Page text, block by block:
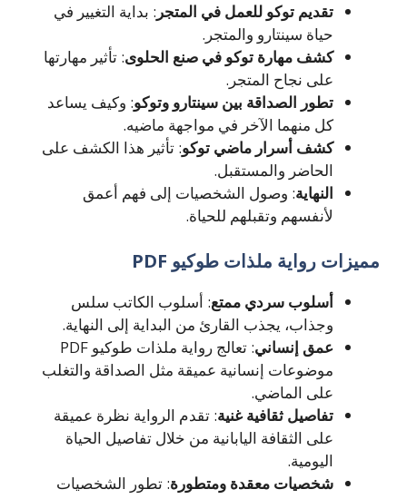
تقديم توكو للعمل في المتجر : بداية التغيير في
حياة سينتارو والمتجر.
كشف مهارة توكو في صنع الحلوى: تأثير مهارتها
على نجاح المتجر.
تطور الصداقة بين سينتارو وتوكو: وكيف يساعد
كل منهما الآخر في مواجهة ماضيه.
كشف أسرار ماضي توكو: تأثير هذا الكشف على
الحاضر والمستقبل.
النهاية: وصول الشخصيات إلى فهم أعمق
لأنفسهم وتقبلهم للحياة.
مميزات رواية ملذات طوكيو PDF
أسلوب سردي ممتع: أسلوب الكاتب سلس
وجذاب، يجذب القارئ من البداية إلى النهاية.
عمق إنساني
: تعالج رواية ملذات طوكيو PDF
موضوعات إنسانية عميقة مثل الصداقة والتغلب
على الماضي.
تفاصيل ثقافية غنية: تقدم الرواية نظرة عميقة
على الثقافة اليابانية من خلال تفاصيل الحياة
اليومية.
شخصيات معقدة ومتطورة: تطور الشخصيات